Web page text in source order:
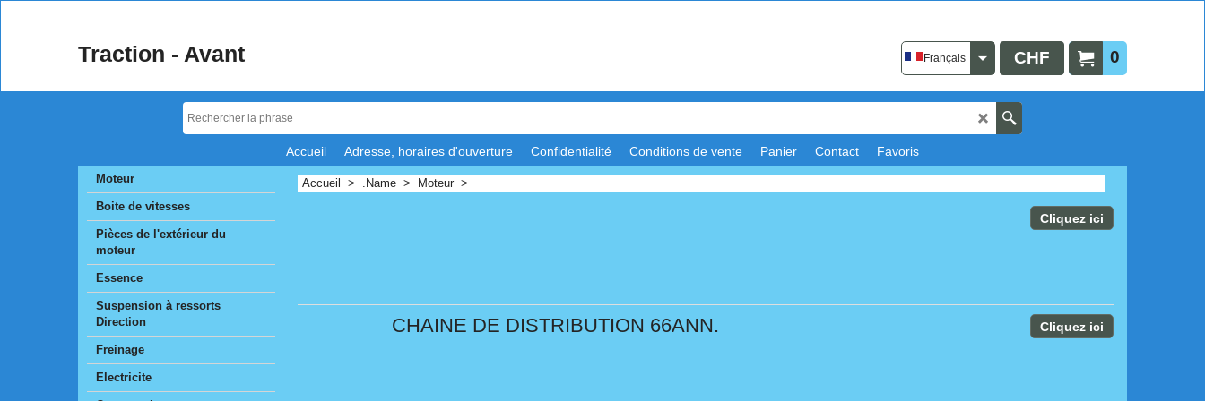
0
CHF
Français
Traction - Avant
Accueil Adresse, horaires d'ouverture Confidentialité Conditions de vente Panier Contact Favoris
Moteur
Boite de vitesses
Pièces de l'extérieur du
moteur
Essence
Suspension à ressorts
Direction
Freinage
Electricite
Accueil > .Name > Moteur >
Cliquez ici
CHAINE DE DISTRIBUTION 66ANN. Cliquez ici